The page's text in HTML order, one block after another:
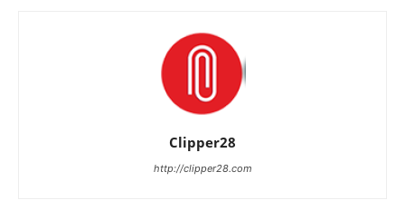
Clipper28
http://clipper28.com